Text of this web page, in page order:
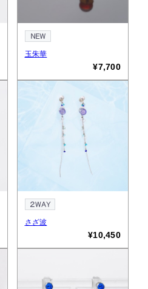
玉朱華
¥7,700
さざ波
¥10,450